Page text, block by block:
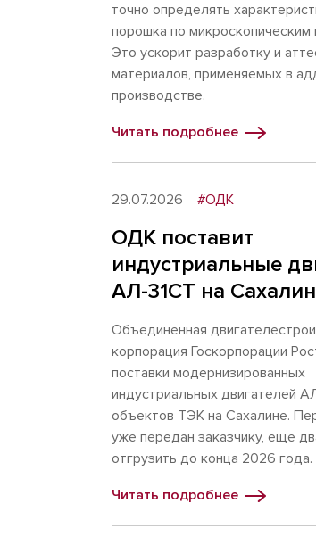
точно определять
порошка по микроскопическим
Это ускорит разработку и
материалов, применяемых в
производстве.
Читать подробнее
29.07.2026 #ОДК
ОДК поставит
индустриальные
АЛ-31СТ на Сахалин
Объединенная
корпорация Госкорпорации
поставки модернизированных
индустриальных двигателей
объектов ТЭК на Сахалине.
уже передан заказчику, еще
отгрузить до конца 2026 года.
Читать подробнее